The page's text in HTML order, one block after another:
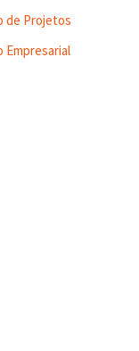
de Projetos
Empresarial